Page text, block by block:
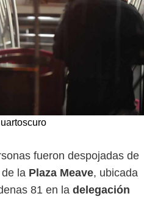
fueron despojadas de
la Plaza Meave, ubicada
81 en la delegación